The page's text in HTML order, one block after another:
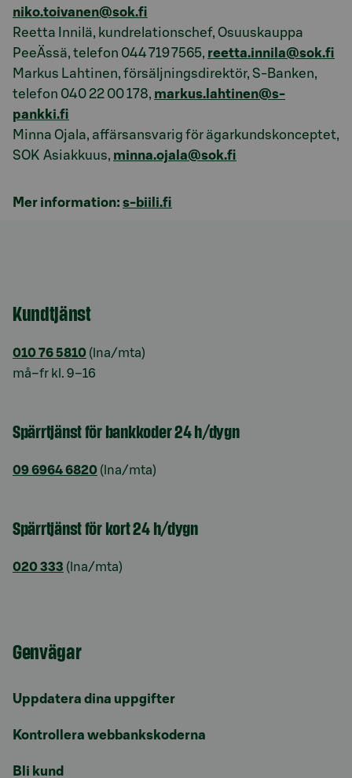
niko.toivanen@sok.fi
Reetta Innilä, kundrelationschef, Osuuskauppa
PeeÄssä, telefon 044 719 7565, reetta.innila@sok.fi
Markus Lahtinen, försäljningsdirektör, S-Banken,
telefon 040 22 00 178, markus.lahtinen@s-
pankki.fi
Minna Ojala, affärsansvarig för ägarkundskonceptet,
SOK Asiakkuus, minna.ojala@sok.fi
Mer information: s-biili.fi
Kundtjänst
010 76 5810 (lna/mta)
må–fr kl. 9–16
Spärrtjänst för bankkoder 24 h/dygn
09 6964 6820 (lna/mta)
Spärrtjänst för kort 24 h/dygn
020 333 (lna/mta)
Genvägar
Uppdatera dina uppgifter
Kontrollera webbankskoderna
Bli kund